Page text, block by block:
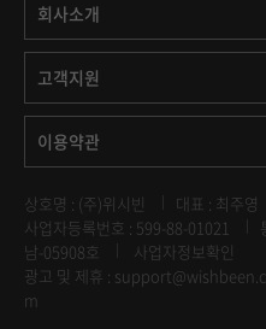
회사소개
고객지원
이용약관
상호명 : (주)위시빈 대표 : 최주영
사업자등록번호 : 599-88-01021
남-05908호
사업자정보확인
광고 및 제휴 :
m